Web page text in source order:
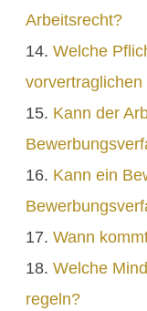
Arbeitsrecht?
Welche
Kann der
Kann ein
Wann
Welche
regeln?